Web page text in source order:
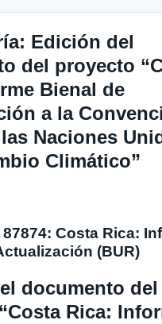
Edición del
del proyecto
Bienal de
a la
Naciones
Climático”
87874: Costa Rica:
(BUR)
documento del
Rica: